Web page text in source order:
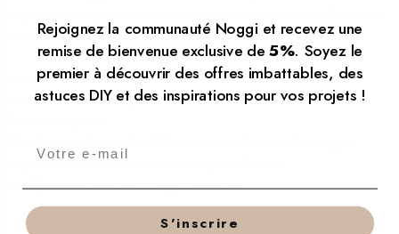
consommation.
Le service compétent est:
Universalschlichtungsstelle des Bundes am Zentrum für
https://www.universalschlichtungsstelle.de/
mail@universalschlichtungsstelle.de
Rejoignez la communauté Noggi et recevez une
remise de bienvenue exclusive de 5%. Soyez le
premier à découvrir des offres imbattables, des
astuces DIY et des inspirations pour vos projets !
S'inscrire